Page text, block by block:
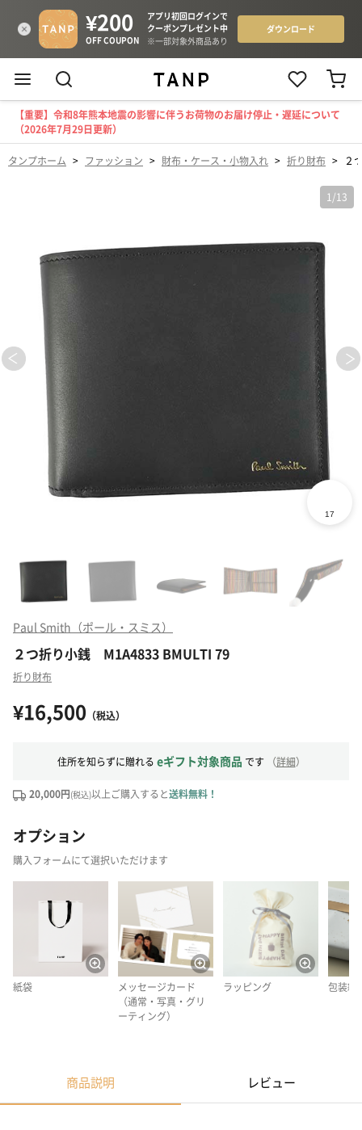
【重要】令和8年熊本地震の影響に伴うお荷物のお届け停止・遅延について
（2026年7月29日更新）
タンプホーム > ファッション > 財布・ケース・小物入れ > 折り財布 > ２
1 /13
Paul Smith（ポール・スミス）
２つ折り小銭 M1A4833 BMULTI 79
折り財布
¥16,500 （税込）
住所を知らずに贈れる eギフト対象商品 です （詳細）
20,000円(税込)以上ご購入すると送料無料！
オプション
購入フォームにて選択いただけます
紙袋
メッセージカード
（通常・写真・グリ
ーティング）
ラッピング 包装紙
商品説明 レビュー